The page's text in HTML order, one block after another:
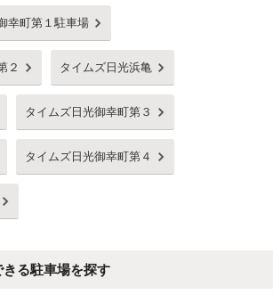
幸町第１駐車場
２ タイムズ日光浜亀
タイムズ日光御幸町第３
タイムズ日光御幸町第４
る駐車場を探す